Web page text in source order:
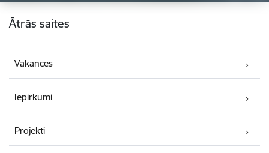
Kājene
Ātrās saites
Vakances
Iepirkumi
Projekti